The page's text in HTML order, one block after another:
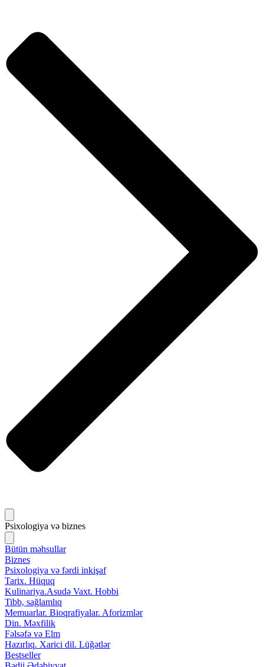
Psixologiya və biznes
Bütün məhsullar
Biznes
Psixologiya və fərdi inkişaf
Tarix. Hüquq
Kulinariya.Asudə Vaxt. Hobbi
Tibb, sağlamlıq
Memuarlar. Bioqrafiyalar. Aforizmlər
Din. Məxfilik
Fəlsəfə və Elm
Hazırlıq. Xarici dil. Lüğətlər
Bestseller